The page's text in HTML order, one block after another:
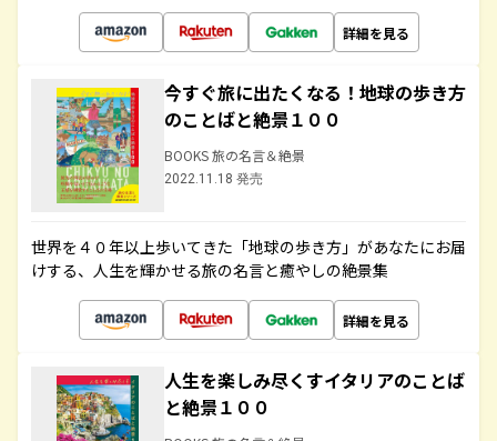
詳細を見る
今すぐ旅に出たくなる！地球の歩き方
のことばと絶景１００
BOOKS 旅の名言＆絶景
2022.11.18 発売
世界を４０年以上歩いてきた「地球の歩き方」があなたにお届
けする、人生を輝かせる旅の名言と癒やしの絶景集
詳細を見る
人生を楽しみ尽くすイタリアのことば
と絶景１００